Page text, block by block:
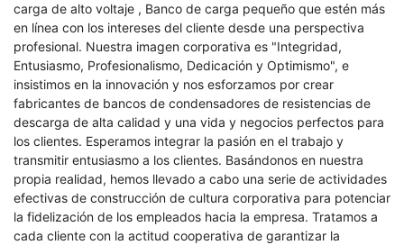
carga de alto voltaje , Banco de carga pequeño que estén más
en línea con los intereses del cliente desde una perspectiva
profesional. Nuestra imagen corporativa es "Integridad,
Entusiasmo, Profesionalismo, Dedicación y Optimismo", e
insistimos en la innovación y nos esforzamos por crear
fabricantes de bancos de condensadores de resistencias de
descarga de alta calidad y una vida y negocios perfectos para
los clientes. Esperamos integrar la pasión en el trabajo y
transmitir entusiasmo a los clientes. Basándonos en nuestra
propia realidad, hemos llevado a cabo una serie de actividades
efectivas de construcción de cultura corporativa para potenciar
la fidelización de los empleados hacia la empresa. Tratamos a
cada cliente con la actitud cooperativa de garantizar la